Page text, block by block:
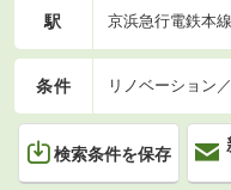
駅 京浜急行電鉄本
条件 リノベーション
検索条件を保存